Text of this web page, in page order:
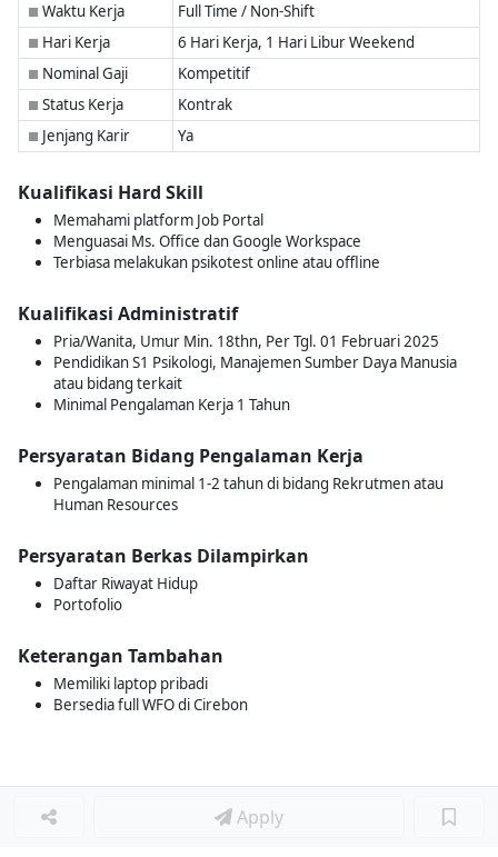
■ Waktu Kerja Full Time / Non-Shift
■ Hari Kerja 6 Hari Kerja, 1 Hari Libur Weekend
■ Nominal Gaji Kompetitif
■ Status Kerja Kontrak
■ Jenjang Karir Ya
Kualifikasi Hard Skill
Memahami platform Job Portal
Menguasai Ms. Office dan Google Workspace
Terbiasa melakukan psikotest online atau offline
Kualifikasi Administratif
Pria/Wanita, Umur Min. 18thn, Per Tgl. 01 Februari 2025
Pendidikan S1 Psikologi, Manajemen Sumber Daya Manusia
atau bidang terkait
Minimal Pengalaman Kerja 1 Tahun
Persyaratan Bidang Pengalaman Kerja
Pengalaman minimal 1-2 tahun di bidang Rekrutmen atau
Human Resources
Persyaratan Berkas Dilampirkan
Daftar Riwayat Hidup
Portofolio
Keterangan Tambahan
Memiliki laptop pribadi
Bersedia full WFO di Cirebon
Apply